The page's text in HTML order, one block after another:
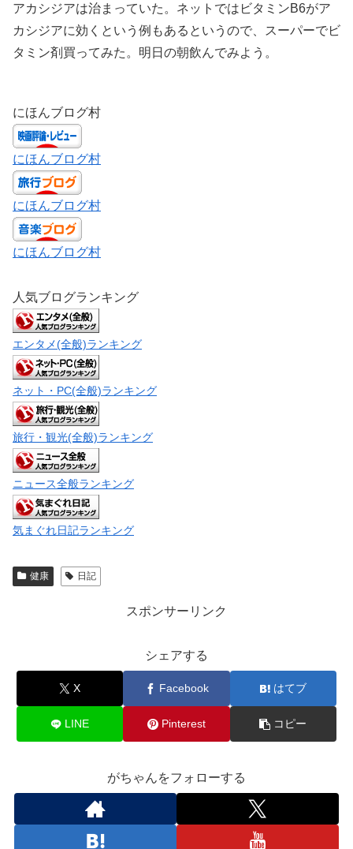
アカシジアは治まっていた。ネットではビタミンB6がア
カシジアに効くという例もあるというので、スーパーでビ
タミン剤買ってみた。明日の朝飲んでみよう。
にほんブログ村
にほんブログ村
にほんブログ村
にほんブログ村
人気ブログランキング
エンタメ(全般)ランキング
ネット・PC(全般)ランキング
旅行・観光(全般)ランキング
ニュース全般ランキング
気まぐれ日記ランキング
健康 日記
スポンサーリンク
シェアする
X Facebook はてブ
LINE Pinterest コピー
がちゃんをフォローする